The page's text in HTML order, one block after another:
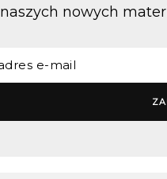
naszych nowych